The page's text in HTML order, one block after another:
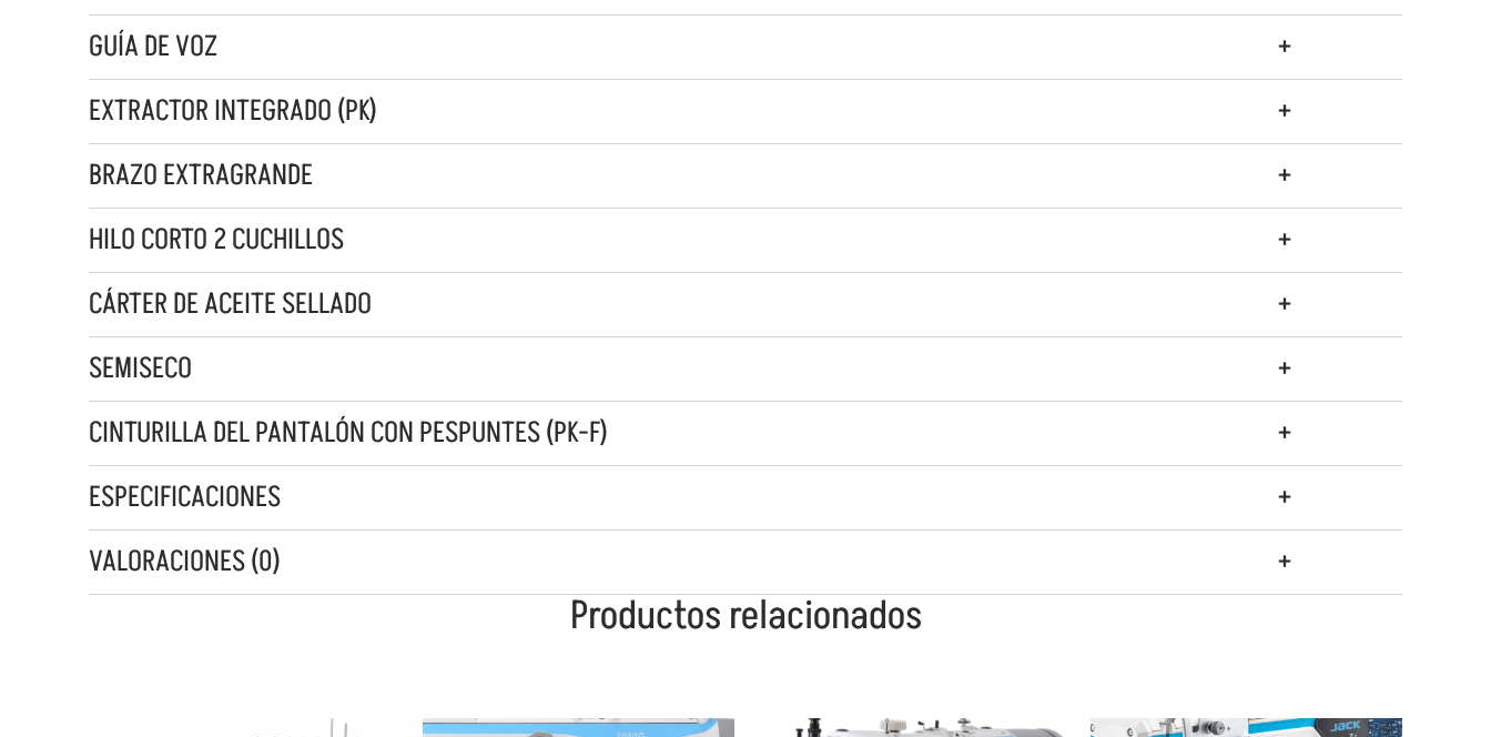
GUÍA DE VOZ
EXTRACTOR INTEGRADO (PK)
BRAZO EXTRAGRANDE
HILO CORTO 2 CUCHILLOS
CÁRTER DE ACEITE SELLADO
SEMISECO
CINTURILLA DEL PANTALÓN CON PESPUNTES (PK-F)
ESPECIFICACIONES
VALORACIONES (0)
Productos relacionados